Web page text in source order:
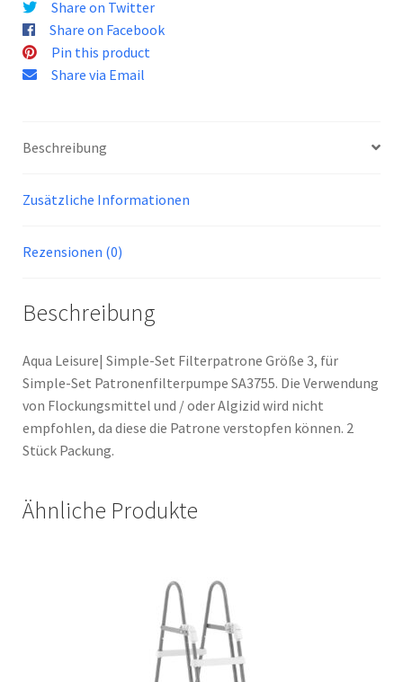
Share on Twitter
Share on Facebook
Pin this product
Share via Email
Beschreibung
Zusätzliche Informationen
Rezensionen (0)
Beschreibung
Aqua Leisure| Simple-Set Filterpatrone Größe 3, für
Simple-Set Patronenfilterpumpe SA3755. Die Verwendung
von Flockungsmittel und / oder Algizid wird nicht
empfohlen, da diese die Patrone verstopfen können. 2
Stück Packung.
Ähnliche Produkte